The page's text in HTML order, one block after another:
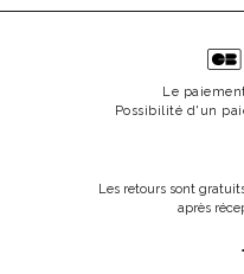
Le
Possibilité d'un
Les retours sont
après